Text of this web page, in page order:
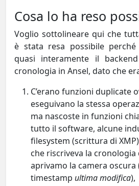
Cosa lo ha reso
Voglio sottolineare qui che
è stata resa possibile
quasi interamente il
cronologia in Ansel, dato che
C’erano funzioni duplicate
eseguivano la stessa
ma nascoste in funzioni
tutto il software, alcune
filesystem (scrittura di
che riscriveva la
aprivamo la camera oscura
timestamp ultima modifica),